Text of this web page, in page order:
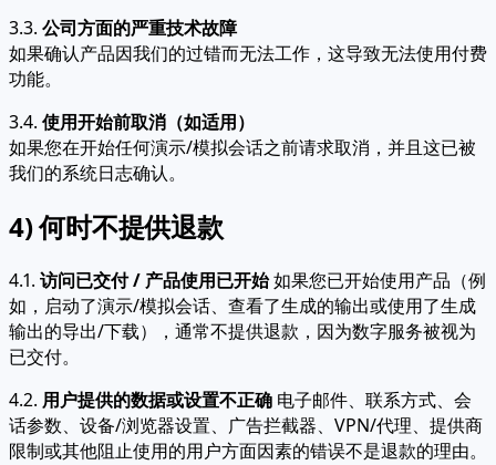
3.3. 公司方面的严重技术故障
如果确认产品因我们的过错而无法工作，这导致无法使用付费
功能。
3.4. 使用开始前取消（如适用）
如果您在开始任何演示/模拟会话之前请求取消，并且这已被
我们的系统日志确认。
4) 何时不提供退款
4.1. 访问已交付 / 产品使用已开始如果您已开始使用产品（例
如，启动了演示/模拟会话、查看了生成的输出或使用了生成
输出的导出/下载），通常不提供退款，因为数字服务被视为
已交付。
4.2. 用户提供的数据或设置不正确 电子邮件、联系方式、会
话参数、设备/浏览器设置、广告拦截器、VPN/代理、提供商
限制或其他阻止使用的用户方面因素的错误不是退款的理由。